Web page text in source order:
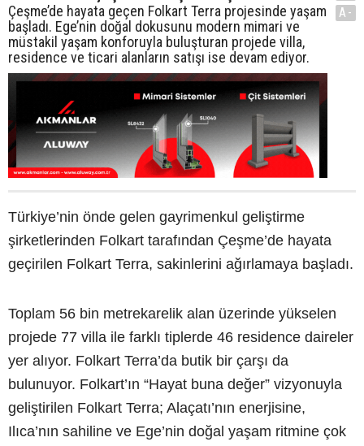
Çeşme’de hayata geçen Folkart Terra projesinde yaşam
başladı. Ege’nin doğal dokusunu modern mimari ve
müstakil yaşam konforuyla buluşturan projede villa,
residence ve ticari alanların satışı ise devam ediyor.
A-
Türkiye’nin önde gelen gayrimenkul geliştirme
şirketlerinden Folkart tarafından Çeşme’de hayata
geçirilen Folkart Terra, sakinlerini ağırlamaya başladı.
Toplam 56 bin metrekarelik alan üzerinde yükselen
projede 77 villa ile farklı tiplerde 46 residence daireler
yer alıyor. Folkart Terra’da butik bir çarşı da
bulunuyor. Folkart’ın “Hayat buna değer” vizyonuyla
geliştirilen Folkart Terra; Alaçatı’nın enerjisine,
Ilıca’nın sahiline ve Ege’nin doğal yaşam ritmine çok